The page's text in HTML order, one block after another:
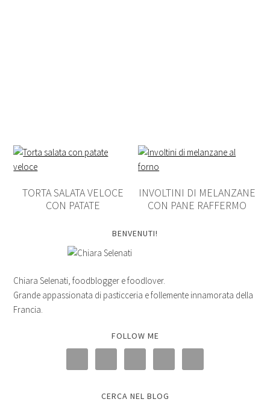
TORTA SALATA VELOCE
CON PATATE
INVOLTINI DI MELANZANE
CON PANE RAFFERMO
BENVENUTI!
Chiara Selenati, foodblogger e foodlover.
Grande appassionata di pasticceria e follemente innamorata della
Francia.
FOLLOW ME
CERCA NEL BLOG